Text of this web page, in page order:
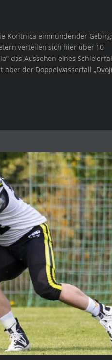
Koritnica einmündender
verteilen sich hier über 10
das Aussehen eines
der Doppelwasserfall